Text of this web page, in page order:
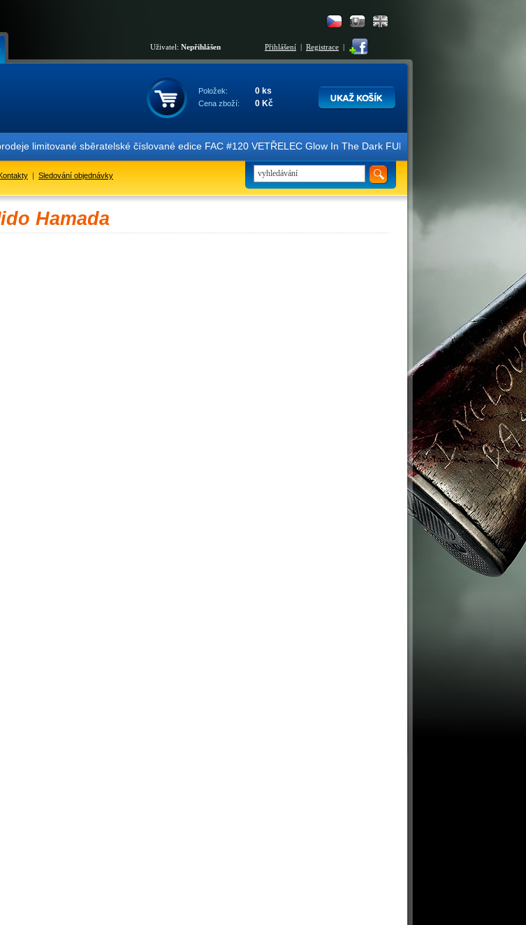
Uživatel: Nepřihlášen Přihlášení | Registrace |
Položek: 0 ks
Cena zboží: 0 Kč
limitované sběratelské číslované edice FAC #120 VETŘELEC Glow In The Dark FULLSLIP XL EDITION #3
| Sledování objednávky
Hamada